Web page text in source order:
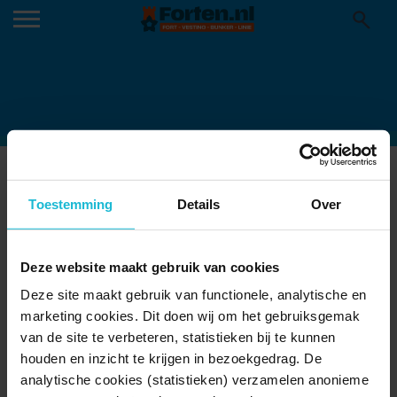
Toestemming Details Over
Deze website maakt gebruik van cookies
Deze site maakt gebruik van functionele, analytische en
marketing cookies. Dit doen wij om het gebruiksgemak
van de site te verbeteren, statistieken bij te kunnen
houden en inzicht te krijgen in bezoekgedrag. De
analytische cookies (statistieken) verzamelen anonieme
HERFSTVAKANTIE
Nederlandse musea tijdens deMuseumkidsweek
De leukste activiteiten in musea zijn dichterbij dan je denkt! Zin in
een verrassend dagje uit?
Wist je dat er ook genoeg forten en vestigsteden zijn waar je terecht
Tijdens deze herfstvakantie kun je o.a. een bezoek brengen aan: